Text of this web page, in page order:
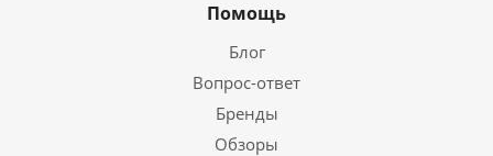
Помощь
Блог
Вопрос-ответ
Бренды
Обзоры